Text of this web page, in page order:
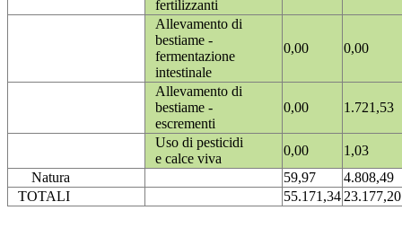
fertilizzanti
Allevamento di
bestiame -
fermentazione
intestinale
0,00 0,00
Allevamento di
bestiame -
escrementi
0,00 1.721,53
Uso di pesticidi
e calce viva
0,00
1,03
Natura
59,97
4.808,49
TOTALI
55.171,3423.177,20